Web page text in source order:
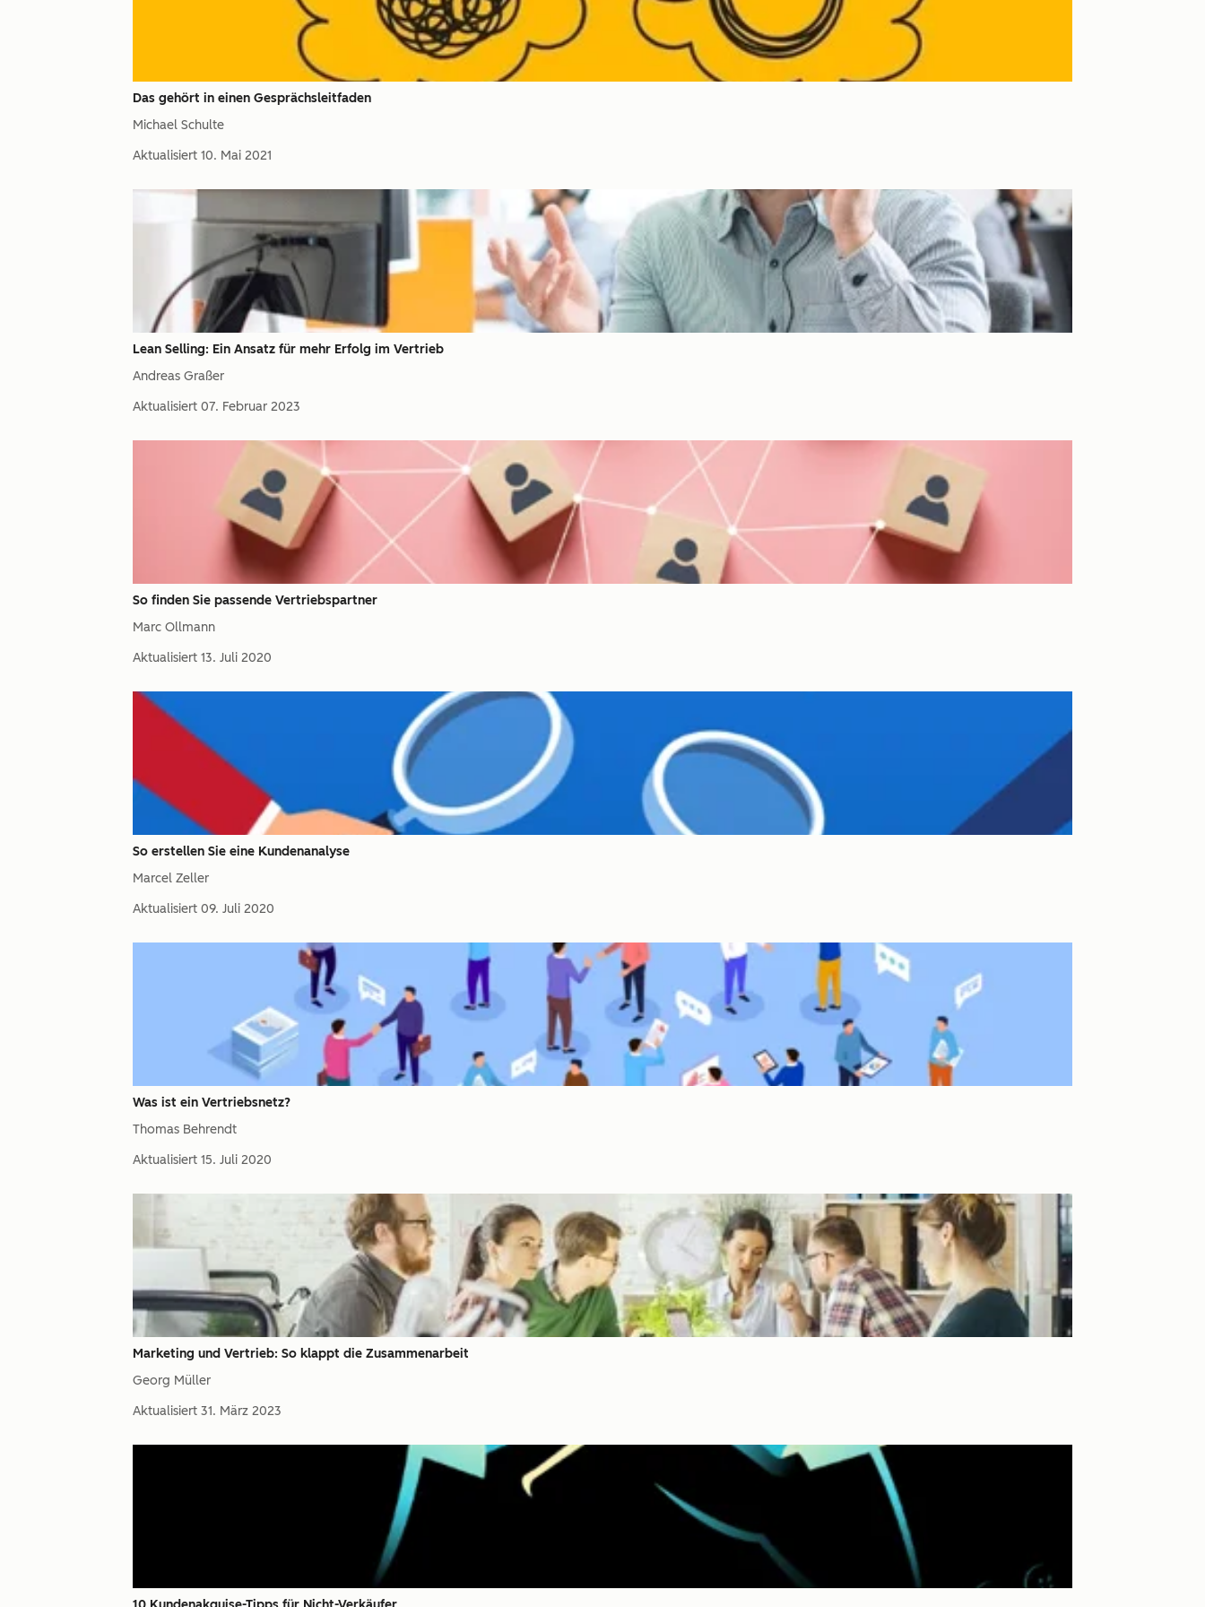
Das gehört in einen Gesprächsleitfaden
Michael Schulte
Aktualisiert 10. Mai 2021
Lean Selling: Ein Ansatz für mehr Erfolg im Vertrieb
Andreas Graßer
Aktualisiert 07. Februar 2023
So finden Sie passende Vertriebspartner
Marc Ollmann
Aktualisiert 13. Juli 2020
So erstellen Sie eine Kundenanalyse
Marcel Zeller
Aktualisiert 09. Juli 2020
Was ist ein Vertriebsnetz?
Thomas Behrendt
Aktualisiert 15. Juli 2020
Marketing und Vertrieb: So klappt die Zusammenarbeit
Georg Müller
Aktualisiert 31. März 2023